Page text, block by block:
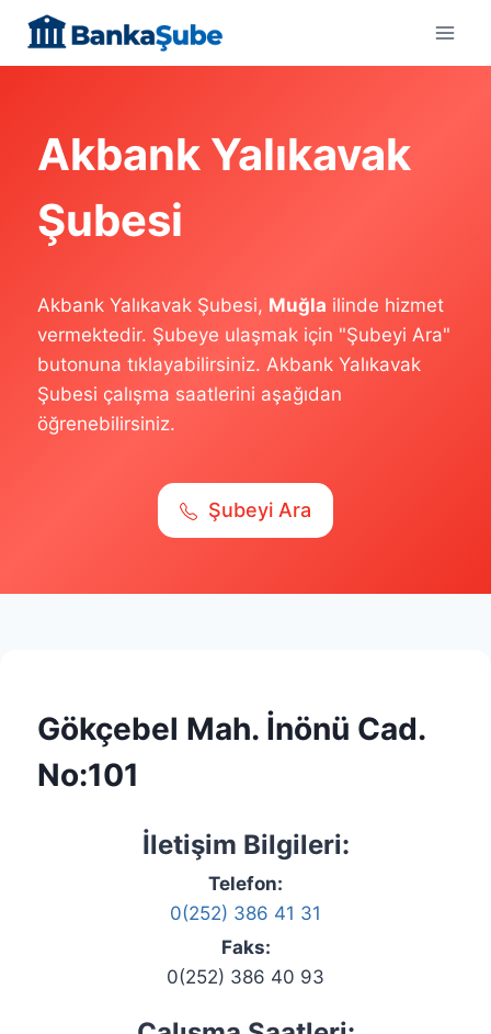
content
Akbank Yalıkavak
Şubesi
Akbank Yalıkavak Şubesi, Muğla ilinde hizmet
vermektedir. Şubeye ulaşmak için "Şubeyi Ara"
butonuna tıklayabilirsiniz. Akbank Yalıkavak
Şubesi çalışma saatlerini aşağıdan
öğrenebilirsiniz.
Şubeyi Ara
Gökçebel Mah. İnönü Cad.
No:101
İletişim Bilgileri:
Telefon:
0(252) 386 41 31
Faks:
0(252) 386 40 93